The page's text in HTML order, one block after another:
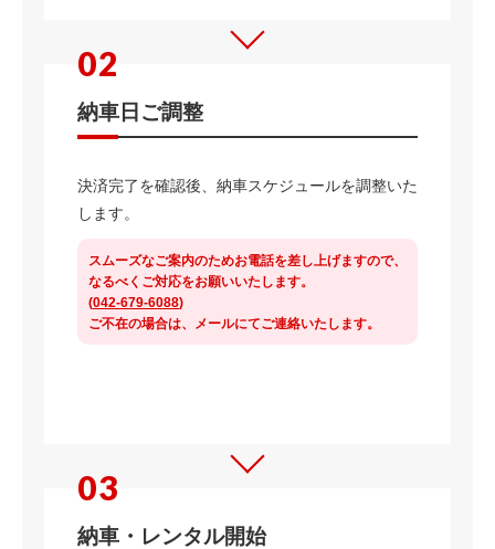
納車日ご調整
決済完了を確認後、納車スケジュールを調整いた
します。
スムーズなご案内のためお電話を差し上げますので、
なるべくご対応をお願いいたします。
(042-679-6088)
ご不在の場合は、メールにてご連絡いたします。
納車・レンタル開始